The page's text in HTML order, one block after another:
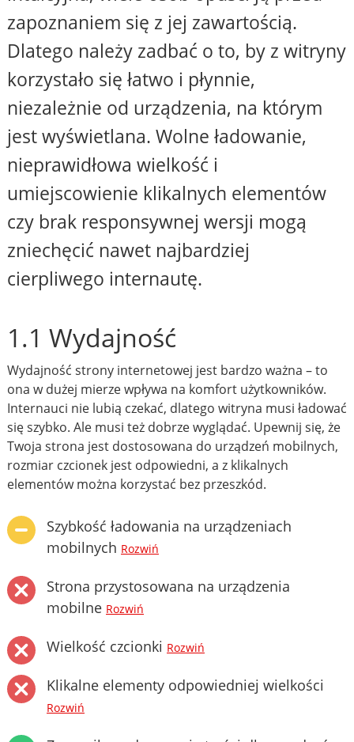
zapoznaniem się z jej zawartością.
Dlatego należy zadbać o to, by z witryny
korzystało się łatwo i płynnie,
niezależnie od urządzenia, na którym
jest wyświetlana. Wolne ładowanie,
nieprawidłowa wielkość i
umiejscowienie klikalnych elementów
czy brak responsywnej wersji mogą
zniechęcić nawet najbardziej
cierpliwego internautę.
1.1 Wydajność
Wydajność strony internetowej jest bardzo ważna – to
ona w dużej mierze wpływa na komfort użytkowników.
Internauci nie lubią czekać, dlatego witryna musi ładować
się szybko. Ale musi też dobrze wyglądać. Upewnij się, że
Twoja strona jest dostosowana do urządzeń mobilnych,
rozmiar czcionek jest odpowiedni, a z klikalnych
elementów można korzystać bez przeszkód.
Szybkość ładowania na urządzeniach
mobilnych Rozwiń
Strona przystosowana na urządzenia
mobilne Rozwiń
Wielkość czcionki Rozwiń
Klikalne elementy odpowiedniej wielkości
Rozwiń